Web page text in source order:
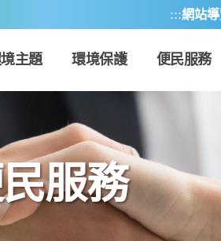
:::網站
主題 環境保護 便民服務
服務